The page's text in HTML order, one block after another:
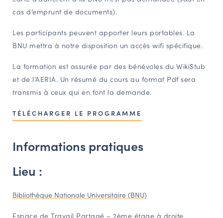
cas d’emprunt de documents).
Les participants peuvent apporter leurs portables. La
BNU mettra à notre disposition un accès wifi spécifique.
La formation est assurée par des bénévoles du WikiStub
et de l’AERIA. Un résumé du cours au format Pdf sera
transmis à ceux qui en font la demande.
TÉLÉCHARGER LE PROGRAMME
Informations pratiques
Lieu :
Bibliothèque Nationale Universitaire (BNU)
Espace de Travail Partagé – 2ème étage à droite